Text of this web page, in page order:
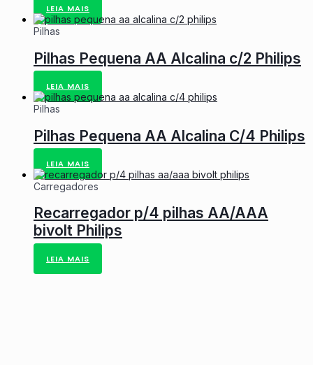
LEIA MAIS
Pilhas
Pilhas Pequena AA Alcalina c/2 Philips
LEIA MAIS
Pilhas
Pilhas Pequena AA Alcalina C/4 Philips
LEIA MAIS
Carregadores
Recarregador p/4 pilhas AA/AAA
bivolt Philips
LEIA MAIS